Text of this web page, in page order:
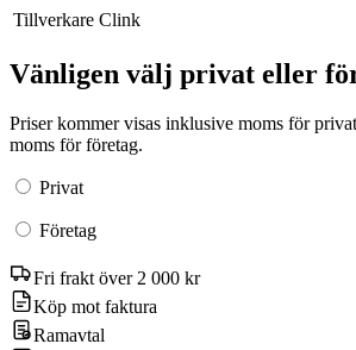
Tillverkare Clink
Vänligen välj privat eller
Priser kommer visas inklusive moms för
moms för företag.
Privat
Företag
Fri frakt över 2 000 kr
Köp mot faktura
Ramavtal